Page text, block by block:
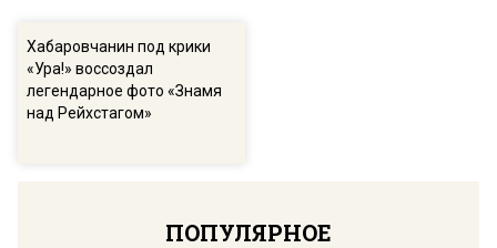
Хабаровчанин под крики
«Ура!» воссоздал
легендарное фото «Знамя
над Рейхстагом»
ПОПУЛЯРНОЕ